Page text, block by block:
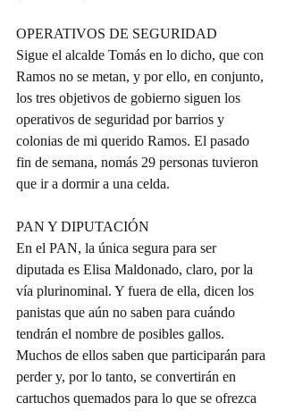
OPERATIVOS DE SEGURIDAD
Sigue el alcalde Tomás en lo dicho, que con
Ramos no se metan, y por ello, en conjunto,
los tres objetivos de gobierno siguen los
operativos de seguridad por barrios y
colonias de mi querido Ramos. El pasado
fin de semana, nomás 29 personas tuvieron
que ir a dormir a una celda.
PAN Y DIPUTACIÓN
En el PAN, la única segura para ser
diputada es Elisa Maldonado, claro, por la
vía plurinominal. Y fuera de ella, dicen los
panistas que aún no saben para cuándo
tendrán el nombre de posibles gallos.
Muchos de ellos saben que participarán para
perder y, por lo tanto, se convertirán en
cartuchos quemados para lo que se ofrezca